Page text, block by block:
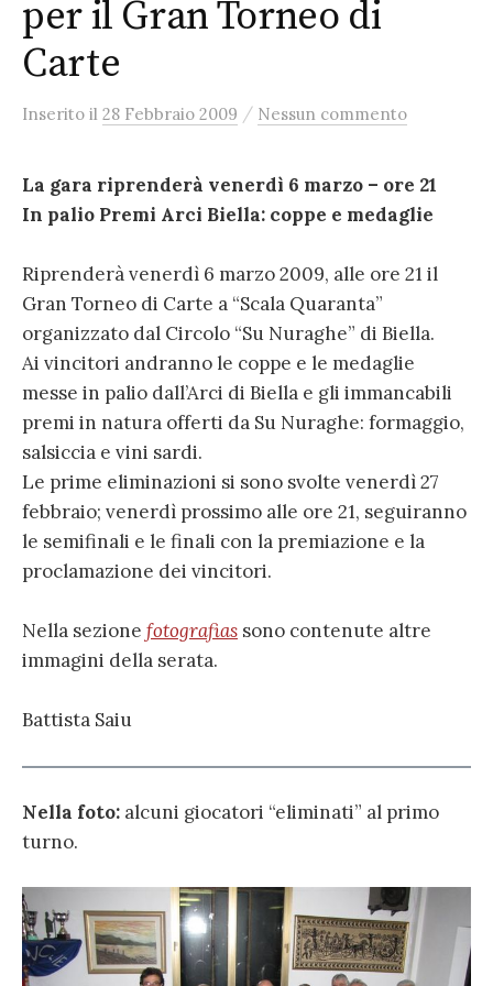
per il Gran Torneo di
Carte
Inserito il 28 Febbraio 2009 / Nessun commento
La gara riprenderà venerdì 6 marzo – ore 21
In palio Premi Arci Biella: coppe e medaglie
Riprenderà venerdì 6 marzo 2009, alle ore 21 il
Gran Torneo di Carte a “Scala Quaranta”
organizzato dal Circolo “Su Nuraghe” di Biella.
Ai vincitori andranno le coppe e le medaglie
messe in palio dall’Arci di Biella e gli immancabili
premi in natura offerti da Su Nuraghe: formaggio,
salsiccia e vini sardi.
Le prime eliminazioni si sono svolte venerdì 27
febbraio; venerdì prossimo alle ore 21, seguiranno
le semifinali e le finali con la premiazione e la
proclamazione dei vincitori.
Nella sezione fotografias sono contenute altre
immagini della serata.
Battista Saiu
Nella foto: alcuni giocatori “eliminati” al primo
turno.